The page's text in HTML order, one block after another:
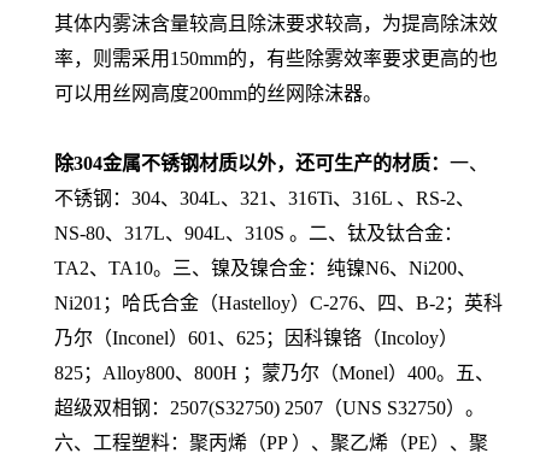
其体内雾沫含量较高且除沫要求较高，为提高除沫效
率，则需采用150mm的，有些除雾效率要求更高的也
可以用丝网高度200mm的丝网除沫器。
除304金属不锈钢材质以外，还可生产的材质： 一、
不锈钢：304、304L、321、316Ti、316L 、RS-2、
NS-80、317L、904L、310S 。二、钛及钛合金：
TA2、TA10。三、镍及镍合金：纯镍N6、Ni200、
Ni201；哈氏合金（Hastelloy）C-276、四、B-2；英科
乃尔（Inconel）601、625；因科镍铬（Incoloy）
825；Alloy800、800H ；蒙乃尔（Monel）400。五、
超级双相钢：2507(S32750) 2507（UNS S32750）。
六、工程塑料：聚丙烯（PP ）、聚乙烯（PE）、聚